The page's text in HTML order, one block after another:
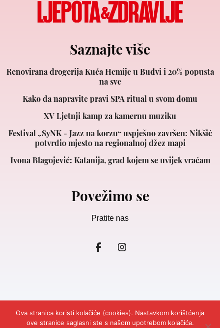
Saznajte više
Renovirana drogerija Kuća Hemije u Budvi i 20% popusta
na sve
Kako da napravite pravi SPA ritual u svom domu
XV Ljetnji kamp za kamernu muziku
Festival „SyNK - Jazz na korzu“ uspješno završen: Nikšić
potvrdio mjesto na regionalnoj džez mapi
Ivona Blagojević: Katanija, grad kojem se uvijek vraćam
Povežimo se
Pratite nas
Ova stranica koristi kolačiće (cookies). Nastavkom korištćenja
ove stranice saglasni ste s našom upotrebom kolačića.